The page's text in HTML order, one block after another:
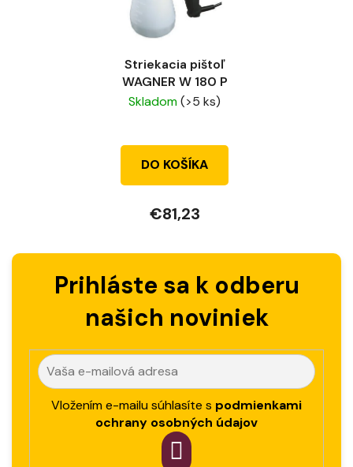
Striekacia pištoľ
WAGNER W 180 P
Skladom(>5 ks)
DO KOŠÍKA
€81,23
Prihláste sa k odberu
našich noviniek
Vložením e-mailu súhlasíte s podmienkami
ochrany osobných údajov